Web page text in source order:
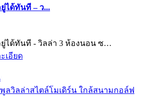
ได้ทันที – ว...
ได้ทันที - วิลล่า 3 ห้องนอน ซ…
เอียด